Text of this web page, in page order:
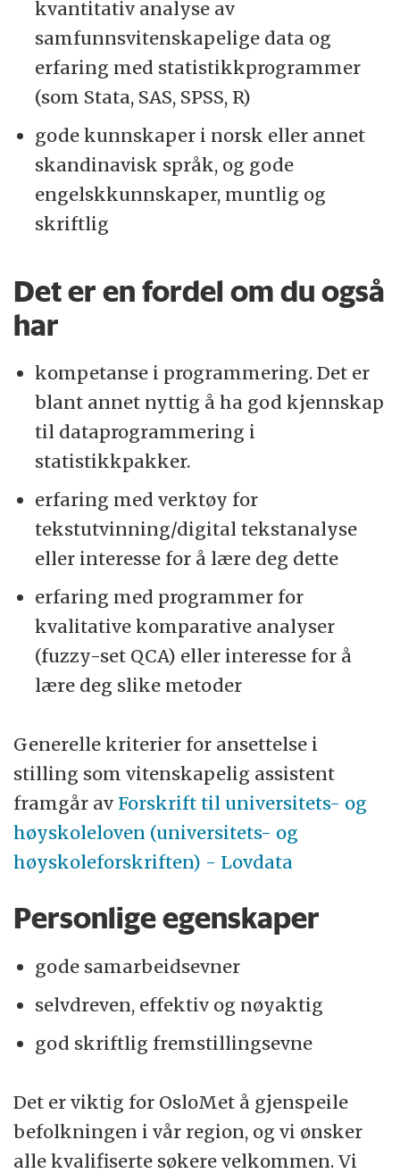
kvantitativ analyse av
samfunnsvitenskapelige data og
erfaring med statistikkprogrammer
(som Stata, SAS, SPSS, R)
gode kunnskaper i norsk eller annet
skandinavisk språk, og gode
engelskkunnskaper, muntlig og
skriftlig
Det er en fordel om du også
har
kompetanse i programmering. Det er
blant annet nyttig å ha god kjennskap
til dataprogrammering i
statistikkpakker.
erfaring med verktøy for
tekstutvinning/digital tekstanalyse
eller interesse for å lære deg dette
erfaring med programmer for
kvalitative komparative analyser
(fuzzy-set QCA) eller interesse for å
lære deg slike metoder
Generelle kriterier for ansettelse i
stilling som vitenskapelig assistent
framgår avForskrift til universitets- og
høyskoleloven (universitets- og
høyskoleforskriften) - Lovdata
Personlige egenskaper
gode samarbeidsevner
selvdreven, effektiv og nøyaktig
god skriftlig fremstillingsevne
Det er viktig for OsloMet å gjenspeile
befolkningen i vår region, og vi ønsker
alle kvalifiserte søkere velkommen. Vi